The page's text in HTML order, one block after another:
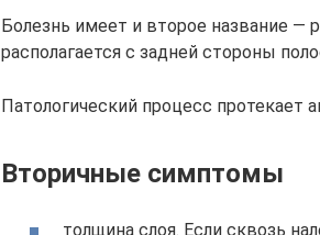
Болезнь имеет и второе название —
располагается с задней стороны
Патологический процесс протекает
Вторичные симптомы
толщина слоя. Если сквозь